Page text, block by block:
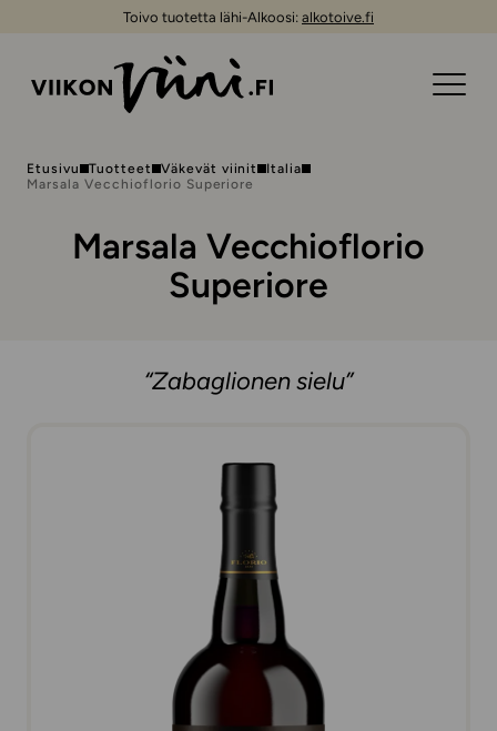
Toivo tuotetta lähi-Alkoosi: alkotoive.fi
Etusivu Tuotteet Väkevät viinit
Italia
Marsala Vecchioflorio Superiore
Marsala Vecchioflorio
Superiore
“Zabaglionen sielu”